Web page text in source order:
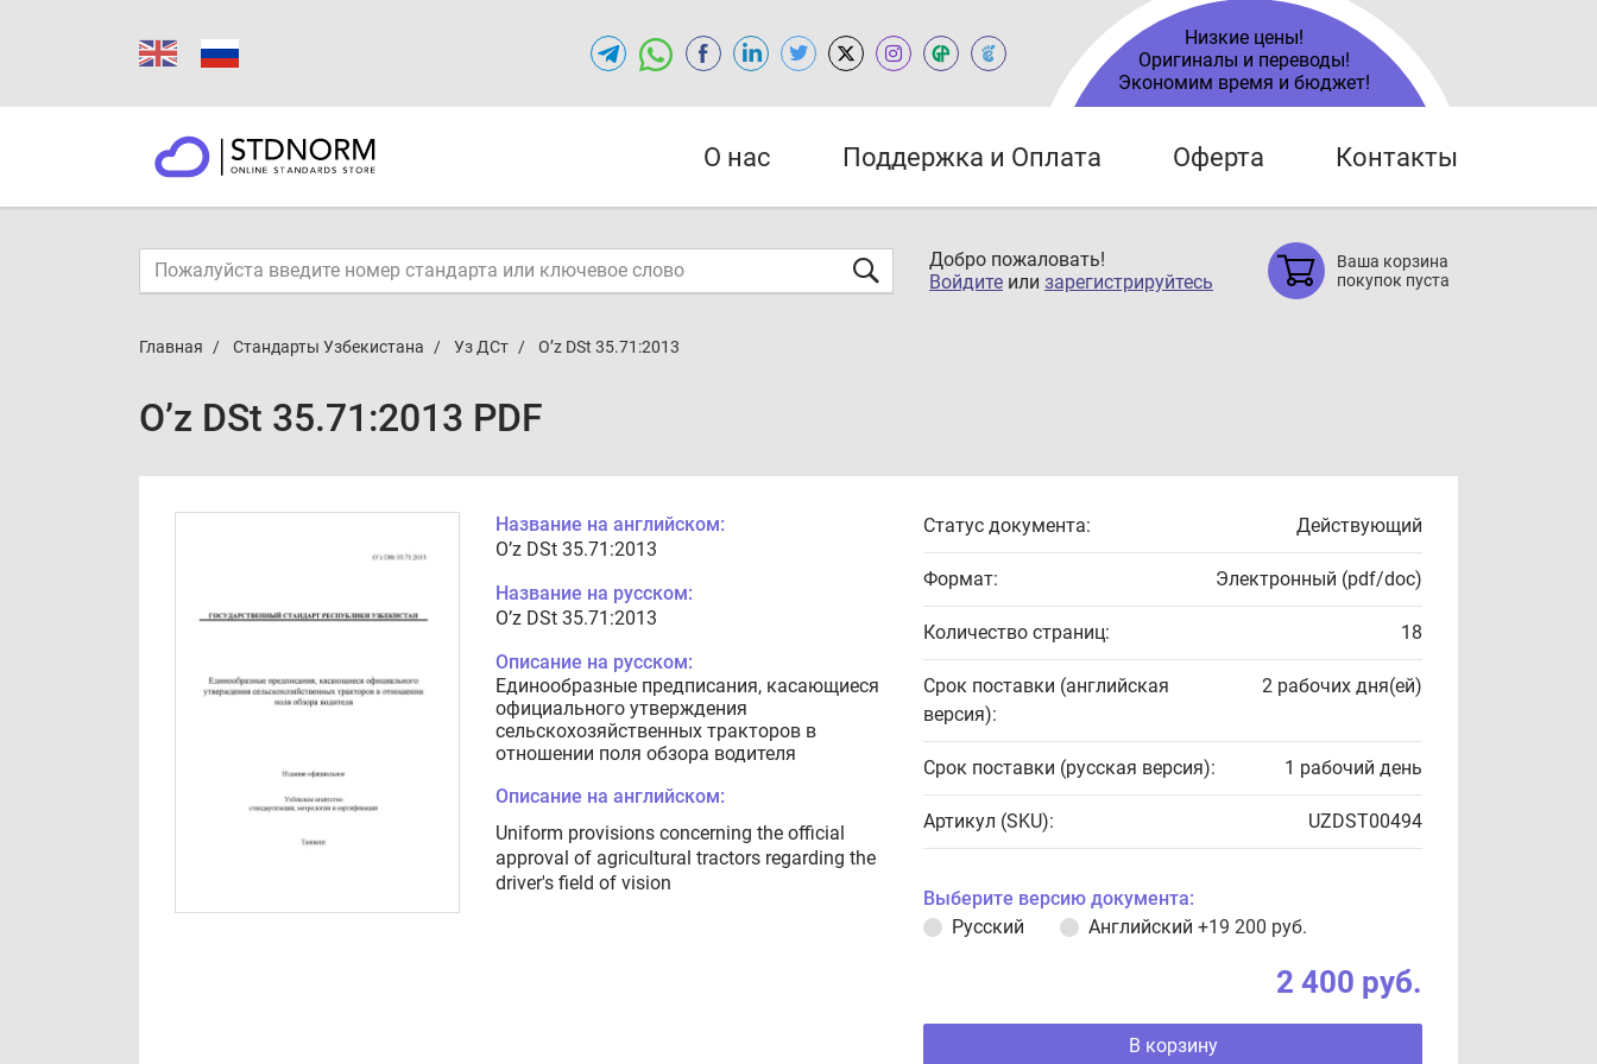
Низкие цены!
Оригиналы и переводы!
Экономим время и бюджет!
О нас Поддержка и Оплата Оферта Контакты
Добро пожаловать!
Войдите или зарегистрируйтесь
Ваша корзина
покупок пуста
Главная Стандарты Узбекистана Уз ДСт O’z DSt 35.71:2013
O’z DSt 35.71:2013 PDF
Название на английском:
O’z DSt 35.71:2013
Название на русском:
O’z DSt 35.71:2013
Описание на русском:
Единообразные предписания, касающиеся
официального утверждения
сельскохозяйственных тракторов в
отношении поля обзора водителя
Описание на английском:
Uniform provisions concerning the official
approval of agricultural tractors regarding the
driver's field of vision
Статус документа: Действующий
Формат: Электронный (pdf/doc)
Количество страниц: 18
Срок поставки (английская
версия):
2 рабочих дня(ей)
Срок поставки (русская версия): 1 рабочий день
Артикул (SKU): UZDST00494
Выберите версию документа:
Русский
Английский +19 200 руб.
2 400 руб.
В корзину